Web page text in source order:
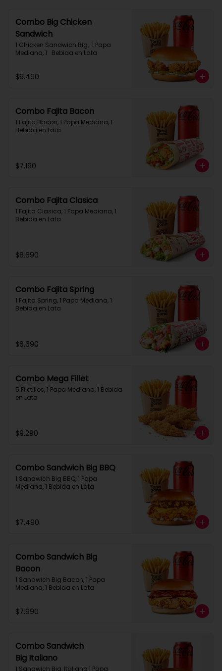
Combo Big Chicken
Sandwich
1 Chicken Sandwich Big,  1 Papa
Mediana, 1   Bebida en Lata
$6.490
Combo Fajita Bacon
1 Fajita Bacon, 1 Papa Mediana, 1
Bebida en Lata
$7.190
Combo Fajita Clasica
1 Fajita Clasica, 1 Papa Mediana, 1
Bebida en Lata
$6.690
Combo Fajita Spring
1 Fajita Spring, 1 Papa Mediana, 1
Bebida en Lata
$6.690
Combo Mega Fillet
5 Filetillos, 1 Papa Mediana, 1 Bebida
en Lata
$9.290
Combo Sandwich Big BBQ
1 Sandwich Big BBQ, 1 Papa
Mediana, 1 Bebida en Lata
$7.490
Combo Sandwich Big
Bacon
1 Sandwich Big Bacon, 1 Papa
Mediana, 1 Bebida en Lata
$7.990
Combo Sandwich
Big Italiano
1 Sandwich Big, Italiano 1 Papa